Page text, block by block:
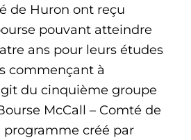
de Huron ont reçu
pouvant atteindre
ans pour leurs études
commençant à
du cinquième groupe
McCall – Comté de
programme créé par